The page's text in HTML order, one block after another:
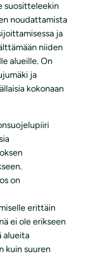
suositteleekin
noudattamista
ja
niiden
alueille. On
ja
kokonaan
on
erittäin
ei ole erikseen
alueita
kuin suuren